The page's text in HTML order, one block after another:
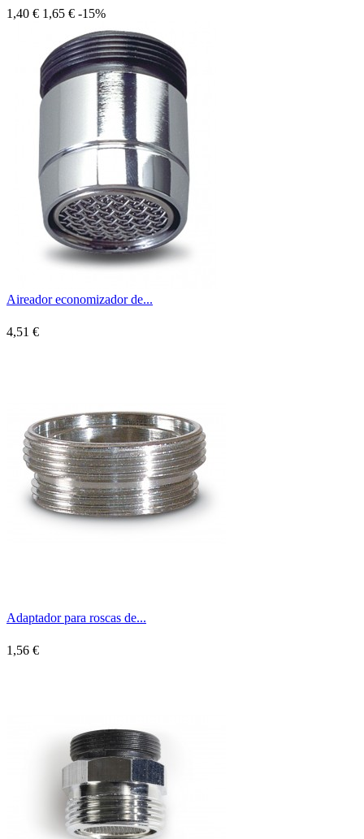
1,40 € 1,65 € -15%
Aireador economizador de...
4,51 €
Adaptador para roscas de...
1,56 €